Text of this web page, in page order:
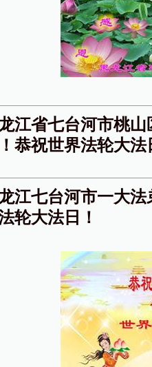
江省七台河市桃
恭祝世界法轮大法
江七台河市一大
轮大法日！